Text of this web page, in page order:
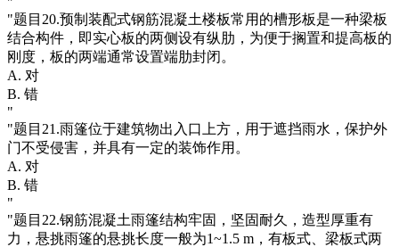
"题目20.预制装配式钢筋混凝土楼板常用的槽形板是一种梁板
结合构件，即实心板的两侧设有纵肋，为便于搁置和提高板的
刚度，板的两端通常设置端肋封闭。
A. 对
B. 错
"
"题目21.雨篷位于建筑物出入口上方，用于遮挡雨水，保护外
门不受侵害，并具有一定的装饰作用。
A. 对
B. 错
"
"题目22.钢筋混凝土雨篷结构牢固，坚固耐久，造型厚重有
力，悬挑雨篷的悬挑长度一般为1~1.5 m，有板式、梁板式两